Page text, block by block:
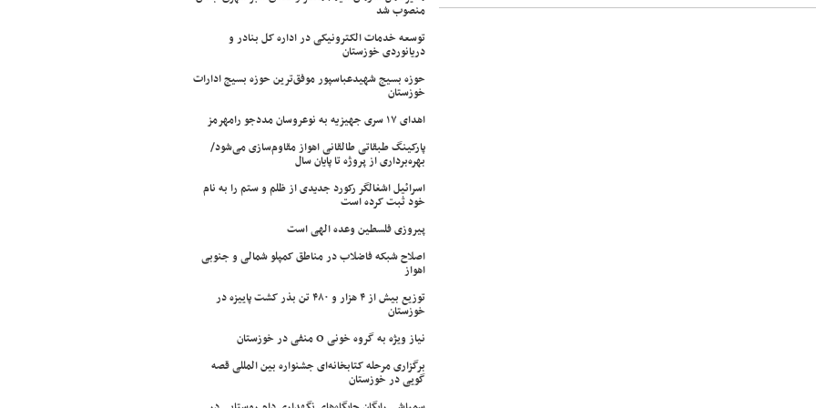
منصوب شد
توسعه خدمات الکترونیکی در اداره کل بنادر و
دریانوردی خوزستان
حوزه بسیج شهیدعباسپور موفق‌ترین حوزه بسیج ادارات
خوزستان
اهدای ۱۷ سری جهیزیه به نوعروسان مددجو رامهرمز
پارکینگ طبقاتی طالقانی اهواز مقاوم‌سازی می‌شود/
بهره‌برداری از پروژه تا پایان سال
اسرائیل اشغالگر رکورد جدیدی از ظلم و ستم را به نام
خود ثبت کرده است
پیروزی فلسطین وعده الهی است
اصلاح شبکه فاضلاب در مناطق کمپلو شمالی و جنوبی
اهواز
توزیع بیش از ۴ هزار و ۴۸۰ تن بذر کشت پاییزه در
خوزستان
نیاز ویژه به گروه خونی O منفی در خوزستان
برگزاری مرحله کتابخانه‌ای جشنواره بین المللی قصه
گویی در خوزستان